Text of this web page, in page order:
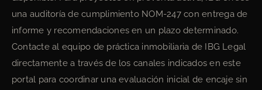
una auditoría de cumplimiento NOM-247 con entrega de
informe y recomendaciones en un plazo determinado.
Contacte al equipo de práctica inmobiliaria de IBG Legal
directamente a través de los canales indicados en este
portal para coordinar una evaluación inicial de encaje sin